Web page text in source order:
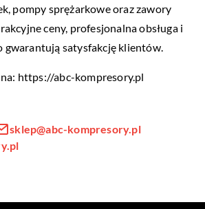
pompy sprężarkowe oraz zawory
ceny, profesjonalna obsługa i
gwarantują satysfakcję klientów.
https://abc-kompresory.pl
sklep@abc-kompresory.pl